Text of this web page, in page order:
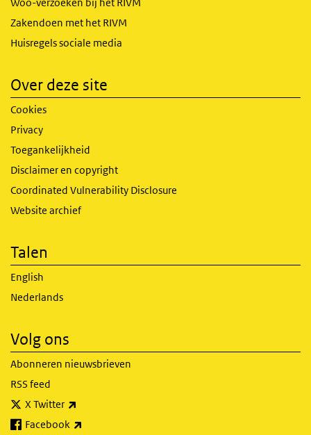
Zakendoen met het RIVM
Huisregels sociale media
Over deze site
Cookies
Privacy
Toegankelijkheid
Disclaimer en copyright
Coordinated Vulnerability Disclosure
Website archief
Talen
English
Nederlands
Volg ons
Abonneren nieuwsbrieven
RSS feed
X Twitter
Facebook